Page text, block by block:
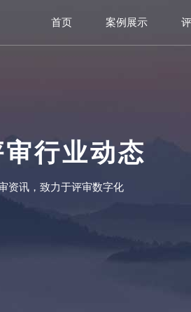
首页 案例展示
行业动态
资讯，致力于评审数字化